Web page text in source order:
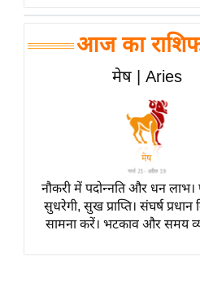
न्यूज ब्रीफ
मनोरंजन जगत
हॉलीवुड
फिल्म समीक्षा
Breaking
लाइफस्टाइल
टेक्नॉलॉजी
ब्यूटी/फैशन
घरेलू नुस्खे
आज का
मेष | Aries
नौकरी में पदोन्नति और धन लाभ।
सुधरेगी, सुख प्राप्ति। संघर्ष
सामना करें। भटकाव और समय